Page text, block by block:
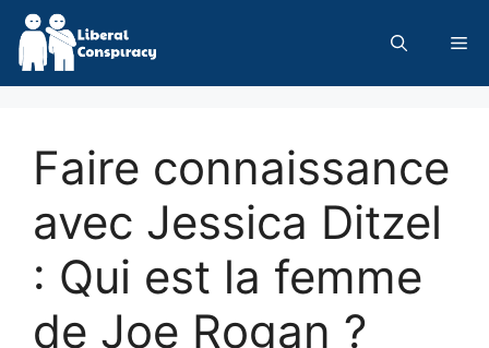
Skip
content
Faire connaissance
avec Jessica Ditzel
: Qui est la femme
de Joe Rogan ?